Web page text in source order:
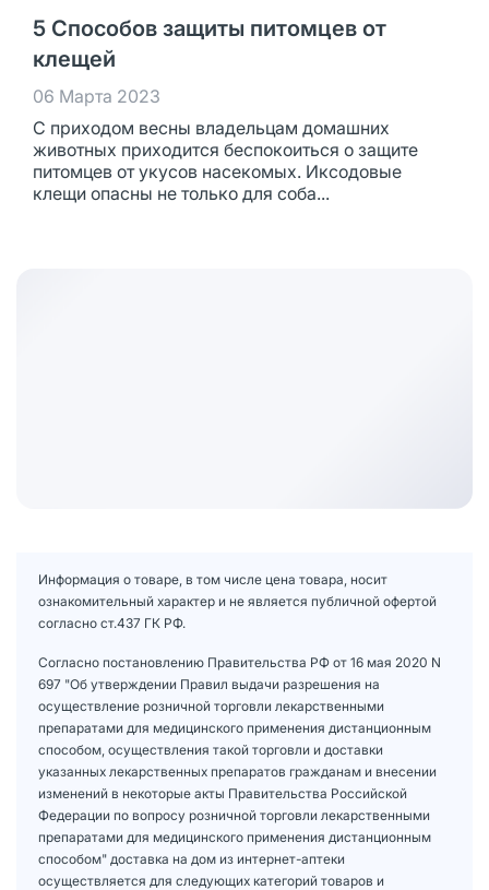
5 Способов защиты питомцев от
клещей
06 Марта 2023
С приходом весны владельцам домашних
животных приходится беспокоиться о защите
питомцев от укусов насекомых. Иксодовые
клещи опасны не только для соба...
Информация о товаре, в том числе цена товара, носит
ознакомительный характер и не является публичной офертой
согласно ст.437 ГК РФ.
Согласно постановлению Правительства РФ от 16 мая 2020 N
697 "Об утверждении Правил выдачи разрешения на
осуществление розничной торговли лекарственными
препаратами для медицинского применения дистанционным
способом, осуществления такой торговли и доставки
указанных лекарственных препаратов гражданам и внесении
изменений в некоторые акты Правительства Российской
Федерации по вопросу розничной торговли лекарственными
препаратами для медицинского применения дистанционным
способом" доставка на дом из интернет-аптеки
осуществляется для следующих категорий товаров и